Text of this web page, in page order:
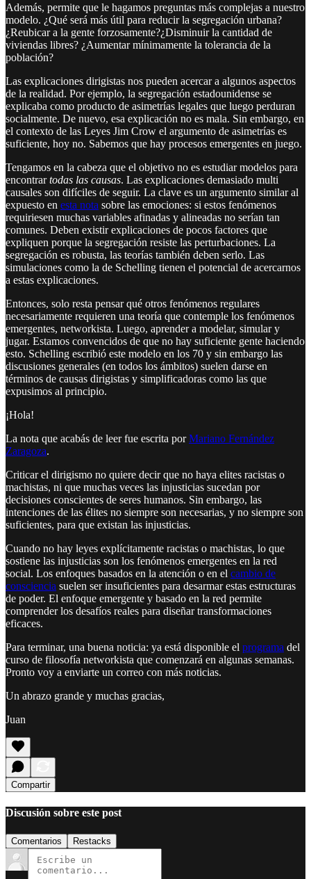
Además, permite que le hagamos preguntas más complejas a nuestro
modelo. ¿Qué será más útil para reducir la segregación urbana?
¿Reubicar a la gente forzosamente?¿Disminuir la cantidad de
viviendas libres? ¿Aumentar mínimamente la tolerancia de la
población?
Las explicaciones dirigistas nos pueden acercar a algunos aspectos
de la realidad. Por ejemplo, la segregación estadounidense se
explicaba como producto de asimetrías legales que luego perduran
socialmente. De nuevo, esa explicación no es mala. Sin embargo, en
el contexto de las Leyes Jim Crow el argumento de asimetrías es
suficiente, hoy no. Sabemos que hay procesos emergentes en juego.
Tengamos en la cabeza que el objetivo no es estudiar modelos para
encontrartodas las causas. Las explicaciones demasiado multi
causales son difíciles de seguir. La clave es un argumento similar al
expuesto en esta nota sobre las emociones: si estos fenómenos
requiriesen muchas variables afinadas y alineadas no serían tan
comunes. Deben existir explicaciones de pocos factores que
expliquen porque la segregación resiste las perturbaciones. La
segregación es robusta, las teorías también deben serlo. Las
simulaciones como la de Schelling tienen el potencial de acercarnos
a estas explicaciones.
Entonces, solo resta pensar qué otros fenómenos regulares
necesariamente requieren una teoría que contemple los fenómenos
emergentes, networkista. Luego, aprender a modelar, simular y
jugar. Estamos convencidos de que no hay suficiente gente haciendo
esto. Schelling escribió este modelo en los 70 y sin embargo las
discusiones generales (en todos los ámbitos) suelen darse en
términos de causas dirigistas y simplificadoras como las que
expusimos al principio.
¡Hola!
La nota que acabás de leer fue escrita porMariano Fernández
Zaragoza.
Criticar el dirigismo no quiere decir que no haya elites racistas o
machistas, ni que muchas veces las injusticias sucedan por
decisiones conscientes de seres humanos. Sin embargo, las
intenciones de las élites no siempre son necesarias, y no siempre son
suficientes, para que existan las injusticias.
Cuando no hay leyes explícitamente racistas o machistas, lo que
sostiene las injusticias son los fenómenos emergentes en la red
social. Los enfoques basados en la atención o en el cambio de
consciencia suelen ser insuficientes para desarmar estas estructuras
de poder. El enfoque emergente y basado en la red permite
comprender los desafíos reales para diseñar transformaciones
eficaces.
Para terminar, una buena noticia: ya está disponible el programa del
curso de filosofía networkista que comenzará en algunas semanas.
Pronto voy a enviarte un correo con más noticias.
Un abrazo grande y muchas gracias,
Juan
Compartir
Discusión sobre este post
Comentarios Restacks